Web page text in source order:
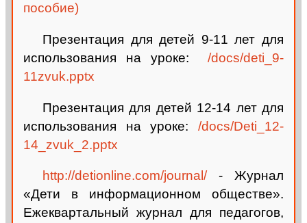
пособие)
Презентация для детей 9-11 лет для
использования на уроке: /docs/deti_9-
11zvuk.pptx
Презентация для детей 12-14 лет для
использования на уроке: /docs/Deti_12-
14_zvuk_2.pptx
http://detionline.com/journal/- Журнал
«Дети в информационном обществе».
Ежеквартальный журнал для педагогов,